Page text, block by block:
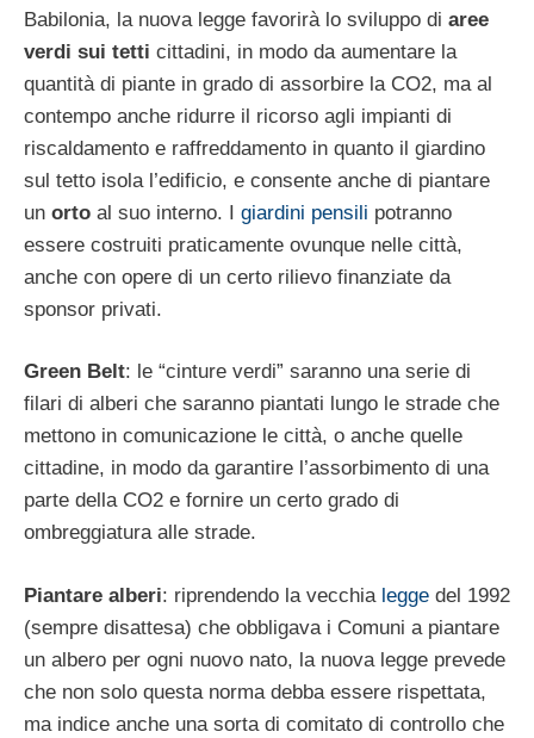
Babilonia, la nuova legge favorirà lo sviluppo di aree
verdi sui tetti cittadini, in modo da aumentare la
quantità di piante in grado di assorbire la CO2, ma al
contempo anche ridurre il ricorso agli impianti di
riscaldamento e raffreddamento in quanto il giardino
sul tetto isola l’edificio, e consente anche di piantare
un orto al suo interno. I giardini pensili potranno
essere costruiti praticamente ovunque nelle città,
anche con opere di un certo rilievo finanziate da
sponsor privati.
Green Belt: le “cinture verdi” saranno una serie di
filari di alberi che saranno piantati lungo le strade che
mettono in comunicazione le città, o anche quelle
cittadine, in modo da garantire l’assorbimento di una
parte della CO2 e fornire un certo grado di
ombreggiatura alle strade.
Piantare alberi: riprendendo la vecchia legge del 1992
(sempre disattesa) che obbligava i Comuni a piantare
un albero per ogni nuovo nato, la nuova legge prevede
che non solo questa norma debba essere rispettata,
ma indice anche una sorta di comitato di controllo che